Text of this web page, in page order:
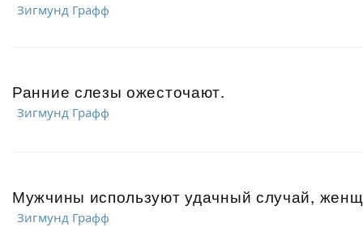
Зигмунд Графф
Ранние слезы ожесточают.
Зигмунд Графф
Мужчины используют удачный случай,
Зигмунд Графф